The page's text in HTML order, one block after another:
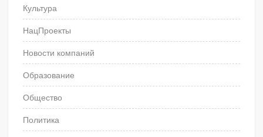
Культура
НацПроекты
Новости компаний
Образование
Общество
Политика